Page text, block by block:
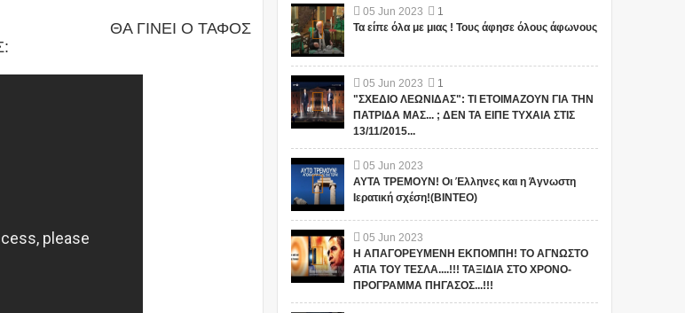
ΘΑ ΓΙΝΕΙ Ο ΤΑΦΟΣ
05 Jun 2023
1
Τα είπε όλα με μιας ! Τους άφησε όλους άφωνους
05 Jun 2023
1
"ΣΧΕΔΙΟ ΛΕΩΝΙΔΑΣ": ΤΙ ΕΤΟΙΜΑΖΟΥΝ ΓΙΑ ΤΗΝ
ΠΑΤΡΙΔΑ ΜΑΣ... ; ΔΕΝ ΤΑ ΕΙΠΕ ΤΥΧΑΙΑ ΣΤΙΣ
13/11/2015...
05 Jun 2023
ΑΥΤΑ ΤΡΕΜΟΥΝ! Οι Έλληνες και η Άγνωστη
Ιερατική σχέση!(ΒΙΝΤΕΟ)
05 Jun 2023
Η ΑΠΑΓΟΡΕΥΜΕΝΗ ΕΚΠΟΜΠΗ! ΤΟ ΑΓΝΩΣΤΟ
ΑΤΙΑ ΤΟΥ ΤΕΣΛΑ....!!! ΤΑΞΙΔΙΑ ΣΤΟ ΧΡΟΝΟ-
ΠΡΟΓΡΑΜΜΑ ΠΗΓΑΣΟΣ...!!!